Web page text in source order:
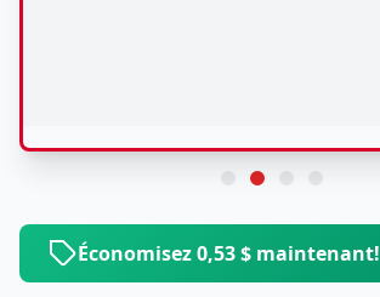
Économisez 0,53 $ maintenant!